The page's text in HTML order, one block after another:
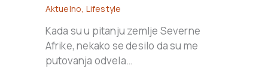
Aktuelno, Lifestyle
Kada su u pitanju zemlje Severne
Afrike, nekako se desilo da su me
putovanja odvela…